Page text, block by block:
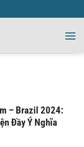
– Brazil 2024:
Đầy Ý Nghĩa